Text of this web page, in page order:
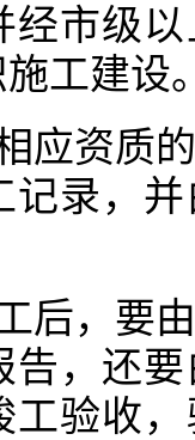
经市级
工建设
应资质
记录，
后，要
告，还
工验收